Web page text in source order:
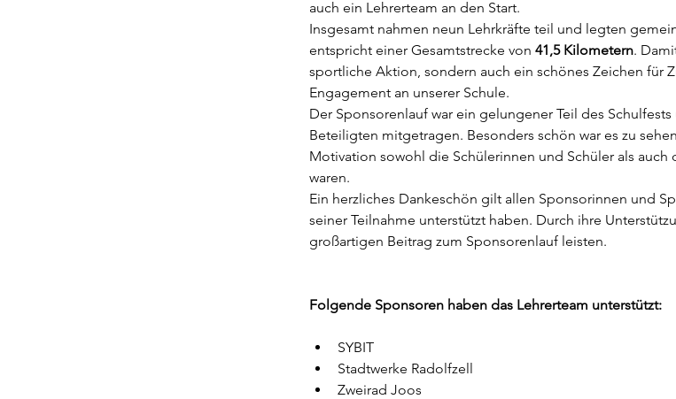
auch ein Lehrerteam an den Start.
Insgesamt nahmen neun Lehrkräfte teil und legten
entspricht einer Gesamtstrecke von 41,5 Kilometern.
sportliche Aktion, sondern auch ein schönes Zeichen für
Engagement an unserer Schule.
Der Sponsorenlauf war ein gelungener Teil des
Beteiligten mitgetragen. Besonders schön war es zu
Motivation sowohl die Schülerinnen und Schüler als auch
waren.
Ein herzliches Dankeschön gilt allen Sponsorinnen und
seiner Teilnahme unterstützt haben. Durch ihre
großartigen Beitrag zum Sponsorenlauf leisten.
Folgende Sponsoren haben das Lehrerteam unterstützt:
SYBIT
Stadtwerke Radolfzell
Zweirad Joos